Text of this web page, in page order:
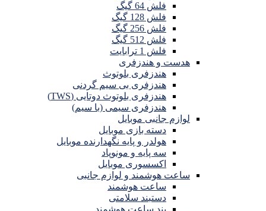
فلش 64 گیگ
فلش 128 گیگ
فلش 256 گیگ
فلش 512 گیگ
فلش 1 ترابایت
هدست و هندزفری
هندزفری بلوتوث
هندزفری بی سیم گردنی
هندزفری بلوتوث دوتایی (TWS)
هندزفری سیمی (با سیم)
لوازم جانبی موبایل
دسته بازی موبایل
هولدر و پایه نگهدارنده موبایل
سه پایه و مونوپاد
اکسسوری موبایل
ساعت هوشمند و لوازم جانبی
ساعت هوشمند
دستبند سلامتی
بند ساعت هوشمند